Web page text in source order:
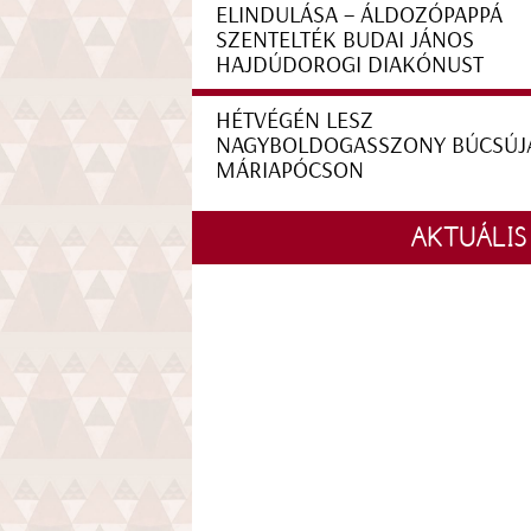
ELINDULÁSA – ÁLDOZÓPAPPÁ
SZENTELTÉK BUDAI JÁNOS
HAJDÚDOROGI DIAKÓNUST
HÉTVÉGÉN LESZ
NAGYBOLDOGASSZONY
MÁRIAPÓCSON
AKTUÁLIS